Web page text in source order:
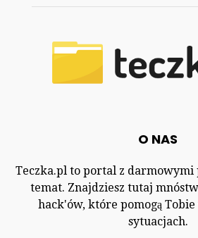
O NAS
Teczka.pl to portal z darmowymi
temat. Znajdziesz tutaj
hack'ów, które pomogą
sytuacjach.